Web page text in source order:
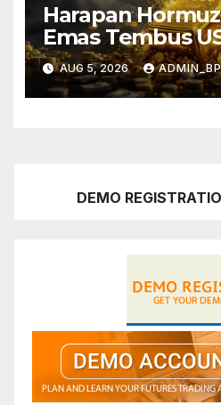
Harapan
Emas Tembus
AUG 5, 2026
DEMO